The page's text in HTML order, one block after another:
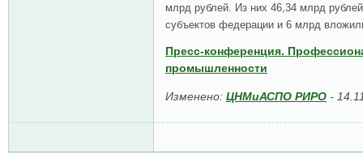
млрд рублей. Из них 46,34 млрд
субъектов федерации и 6 млрд
Пресс-конференция.
промышленности
Изменено: ЦНМиАСПО РИРО -